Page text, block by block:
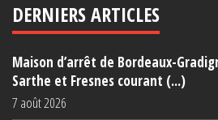
DERNIERS ARTICLES
Maison d’arrêt de Bordeaux-
Sarthe et Fresnes courant (...)
7 août 2026